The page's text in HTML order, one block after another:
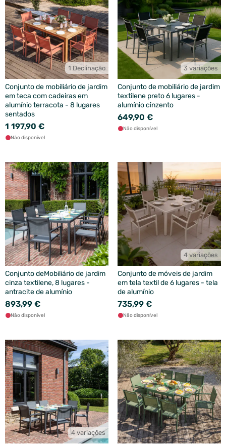
1 Declinação
Conjunto de mobiliário de jardim
em teca com cadeiras em
alumínio terracota - 8 lugares
sentados
1 197,90 €
Não disponível
3 variações
Conjunto de mobiliário de jardim
textilene preto 6 lugares -
alumínio cinzento
649,90 €
Não disponível
Conjunto deMobiliário de jardim
cinza textilene, 8 lugares -
antracite de alumínio
893,99 €
Não disponível
4 variações
Conjunto de móveis de jardim
em tela textil de 6 lugares - tela
de alumínio
735,99 €
Não disponível
4 variações